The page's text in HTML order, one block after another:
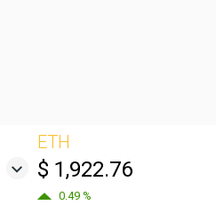
ETH
$ 1,922.76
0.49 %